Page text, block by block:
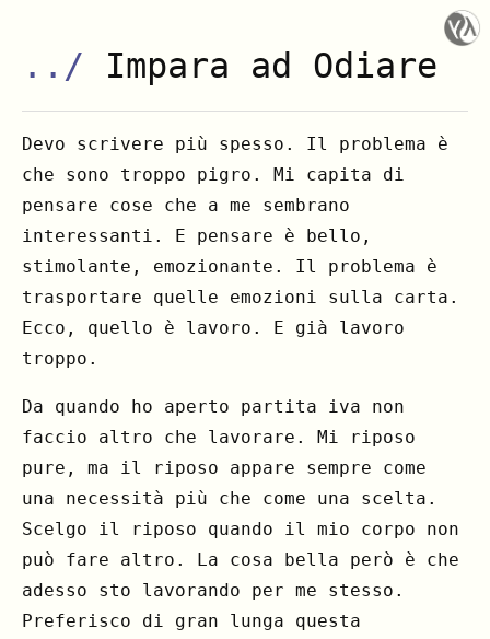
../ Impara ad Odiare
Devo scrivere più spesso. Il problema è
che sono troppo pigro. Mi capita di
pensare cose che a me sembrano
interessanti. E pensare è bello,
stimolante, emozionante. Il problema è
trasportare quelle emozioni sulla carta.
Ecco, quello è lavoro. E già lavoro
troppo.
Da quando ho aperto partita iva non
faccio altro che lavorare. Mi riposo
pure, ma il riposo appare sempre come
una necessità più che come una scelta.
Scelgo il riposo quando il mio corpo non
può fare altro. La cosa bella però è che
adesso sto lavorando per me stesso.
Preferisco di gran lunga questa